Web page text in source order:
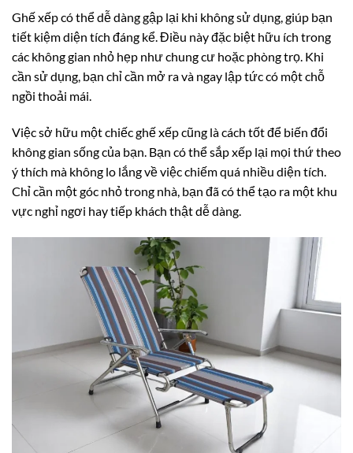
Ghế xếp có thể dễ dàng gập lại khi không sử dụng, giúp bạn
tiết kiệm diện tích đáng kể. Điều này đặc biệt hữu ích trong
các không gian nhỏ hẹp như chung cư hoặc phòng trọ. Khi
cần sử dụng, bạn chỉ cần mở ra và ngay lập tức có một chỗ
ngồi thoải mái.
Việc sở hữu một chiếc ghế xếp cũng là cách tốt để biến đổi
không gian sống của bạn. Bạn có thể sắp xếp lại mọi thứ theo
ý thích mà không lo lắng về việc chiếm quá nhiều diện tích.
Chỉ cần một góc nhỏ trong nhà, bạn đã có thể tạo ra một khu
vực nghỉ ngơi hay tiếp khách thật dễ dàng.